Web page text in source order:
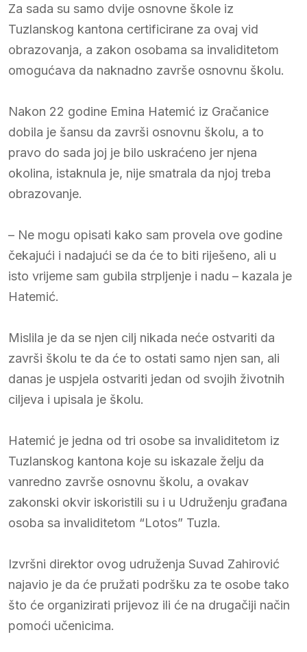
Za sada su samo dvije osnovne škole iz
Tuzlanskog kantona certificirane za ovaj vid
obrazovanja, a zakon osobama sa invaliditetom
omogućava da naknadno završe osnovnu školu.
Nakon 22 godine Emina Hatemić iz Gračanice
dobila je šansu da završi osnovnu školu, a to
pravo do sada joj je bilo uskraćeno jer njena
okolina, istaknula je, nije smatrala da njoj treba
obrazovanje.
– Ne mogu opisati kako sam provela ove godine
čekajući i nadajući se da će to biti riješeno, ali u
isto vrijeme sam gubila strpljenje i nadu – kazala je
Hatemić.
Mislila je da se njen cilj nikada neće ostvariti da
završi školu te da će to ostati samo njen san, ali
danas je uspjela ostvariti jedan od svojih životnih
ciljeva i upisala je školu.
Hatemić je jedna od tri osobe sa invaliditetom iz
Tuzlanskog kantona koje su iskazale želju da
vanredno završe osnovnu školu, a ovakav
zakonski okvir iskoristili su i u Udruženju građana
osoba sa invaliditetom “Lotos” Tuzla.
Izvršni direktor ovog udruženja Suvad Zahirović
najavio je da će pružati podršku za te osobe tako
što će organizirati prijevoz ili će na drugačiji način
pomoći učenicima.